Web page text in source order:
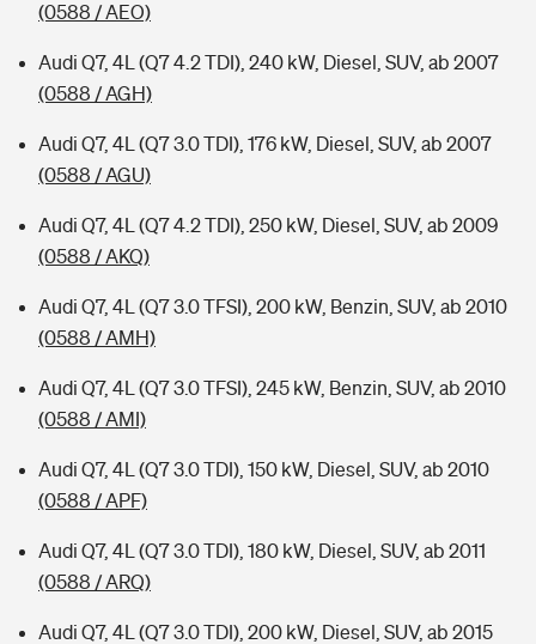
(0588 / AEO)
Audi Q7, 4L (Q7 4.2 TDI), 240 kW, Diesel, SUV, ab 2007
(0588 / AGH)
Audi Q7, 4L (Q7 3.0 TDI), 176 kW, Diesel, SUV, ab 2007
(0588 / AGU)
Audi Q7, 4L (Q7 4.2 TDI), 250 kW, Diesel, SUV, ab 2009
(0588 / AKQ)
Audi Q7, 4L (Q7 3.0 TFSI), 200 kW, Benzin, SUV, ab 2010
(0588 / AMH)
Audi Q7, 4L (Q7 3.0 TFSI), 245 kW, Benzin, SUV, ab 2010
(0588 / AMI)
Audi Q7, 4L (Q7 3.0 TDI), 150 kW, Diesel, SUV, ab 2010
(0588 / APF)
Audi Q7, 4L (Q7 3.0 TDI), 180 kW, Diesel, SUV, ab 2011
(0588 / ARQ)
Audi Q7, 4L (Q7 3.0 TDI), 200 kW, Diesel, SUV, ab 2015